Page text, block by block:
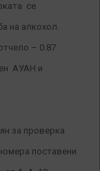
се
на алкохол.
– 0.87
АУАН и
за проверка
поставени